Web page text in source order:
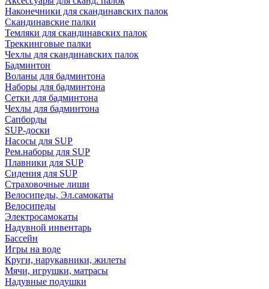
Наконечники для скандинавских палок
Скандинавские палки
Темляки для скандинавских палок
Треккинговые палки
Чехлы для скандинавских палок
Бадминтон
Воланы для бадминтона
Наборы для бадминтона
Сетки для бадминтона
Чехлы для бадминтона
Сапборды
SUP-доски
Насосы для SUP
Рем.наборы для SUP
Плавники для SUP
Сидения для SUP
Страховочные лиши
Велосипеды, Эл.самокаты
Велосипеды
Электросамокаты
Надувной инвентарь
Бассейн
Игры на воде
Круги, нарукавники, жилеты
Мячи, игрушки, матрасы
Надувные подушки